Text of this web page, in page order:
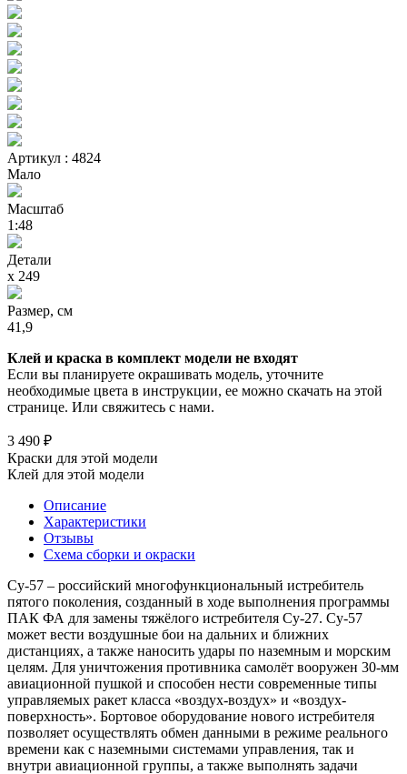
Артикул : 4824
Мало
Масштаб
1:48
Детали
х 249
Размер, см
41,9
Клей и краска в комплект модели не входят
Если вы планируете окрашивать модель, уточните
необходимые цвета в инструкции, ее можно скачать на этой
странице. Или свяжитесь с нами.
3 490 ₽
Краски для этой модели
Клей для этой модели
Описание
Характеристики
Отзывы
Схема сборки и окраски
Су-57 – российский многофункциональный истребитель
пятого поколения, созданный в ходе выполнения программы
ПАК ФА для замены тяжёлого истребителя Су-27. Су-57
может вести воздушные бои на дальних и ближних
дистанциях, а также наносить удары по наземным и морским
целям. Для уничтожения противника самолёт вооружен 30-мм
авиационной пушкой и способен нести современные типы
управляемых ракет класса «воздух-воздух» и «воздух-
поверхность». Бортовое оборудование нового истребителя
позволяет осуществлять обмен данными в режиме реального
времени как с наземными системами управления, так и
внутри авиационной группы, а также выполнять задачи